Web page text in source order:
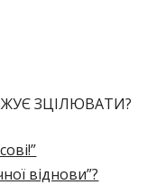
ЗЦІЛЮВАТИ?
віднови”?